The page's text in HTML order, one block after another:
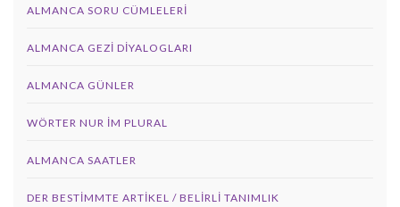
ALMANCA SORU CÜMLELERI
ALMANCA GEZI DIYALOGLARI
ALMANCA GÜNLER
WÖRTER NUR IM PLURAL
ALMANCA SAATLER
DER BESTIMMTE ARTIKEL / BELIRLI TANIMLIK